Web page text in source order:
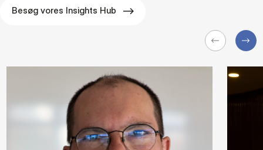
Besøg vores Insights Hub